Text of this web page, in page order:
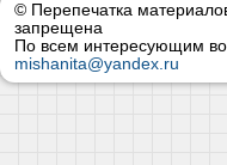
© Перепечатка
запрещена
По всем интересующим
mishanita@yandex.ru